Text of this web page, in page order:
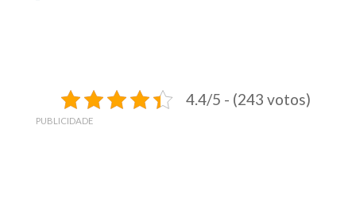
4.4/5 - (243 votos)
PUBLICIDADE